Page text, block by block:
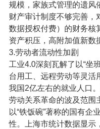
规模，家族式管理的遗风
财产审计制度不够完善，
数据授权付费）的财务核
资产积压，高附加值新数
3.劳动者流动性加剧
工业4.0深刻瓦解了以“坐
台用工、远程劳动等灵活
我国2亿左右的就业人口
劳动关系革命的波及范围
以“铁饭碗”著称的国有企
性。上海市统计数据显示